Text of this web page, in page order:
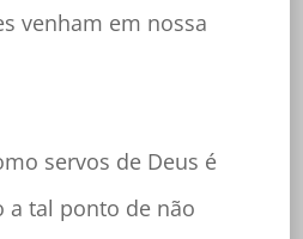
venham em nossa
servos de Deus é
a tal ponto de não